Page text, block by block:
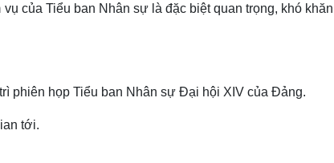
của Tiểu ban Nhân sự là đặc biệt quan trọng, khó khăn